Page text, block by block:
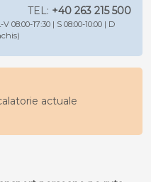
TEL: +40 263 215 500
V 08:00-17:30 | S 08:00-10:00 | D
actuale